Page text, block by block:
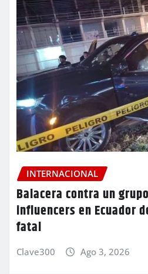
INTERNACIONAL
Balacera contra un
influencers en Ecuador
fatal
Clave300 Ago 3, 2026